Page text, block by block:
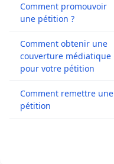
Comment promouvoir
une pétition ?
Comment obtenir une
couverture médiatique
pour votre pétition
Comment remettre une
pétition